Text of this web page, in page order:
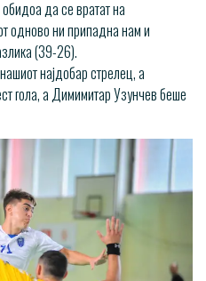
да се вратат на
одново ни припадна нам и
(39-26).
најдобар стрелец, а
гола, а Димимитар Узунчев беше